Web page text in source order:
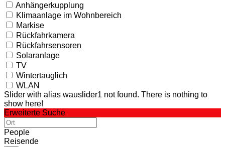
Anhängerkupplung
Klimaanlage im Wohnbereich
Markise
Rückfahrkamera
Rückfahrsensoren
Solaranlage
TV
Wintertauglich
WLAN
Slider with alias wauslider1 not found. There is nothing to
show here!
Erweiterte Suche
People
Reisende